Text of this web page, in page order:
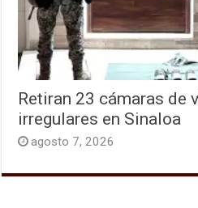
Retiran 23 cámaras de
irregulares en Sinaloa
agosto 7, 2026